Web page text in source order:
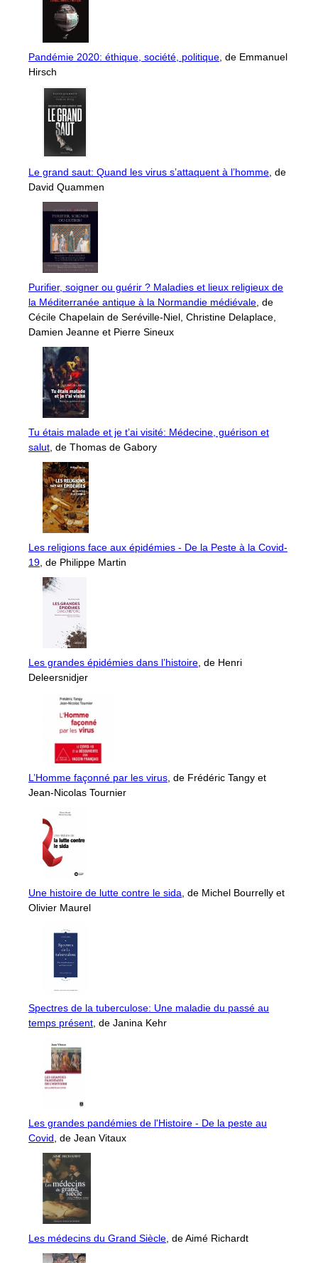
Pandémie 2020: éthique, société, politique, de Emmanuel
Hirsch
Le grand saut: Quand les virus s’attaquent à l’homme, de
David Quammen
Purifier, soigner ou guérir ? Maladies et lieux religieux de
la Méditerranée antique à la Normandie médiévale, de
Cécile Chapelain de Seréville-Niel, Christine Delaplace,
Damien Jeanne et Pierre Sineux
Tu étais malade et je t’ai visité: Médecine, guérison et
salut, de Thomas de Gabory
Les religions face aux épidémies - De la Peste à la Covid-
19, de Philippe Martin
Les grandes épidémies dans l’histoire, de Henri
Deleersnidjer
L’Homme façonné par les virus, de Frédéric Tangy et
Jean-Nicolas Tournier
Une histoire de lutte contre le sida, de Michel Bourrelly et
Olivier Maurel
Spectres de la tuberculose: Une maladie du passé au
temps présent, de Janina Kehr
Les grandes pandémies de l'Histoire - De la peste au
Covid, de Jean Vitaux
Les médecins du Grand Siècle, de Aimé Richardt